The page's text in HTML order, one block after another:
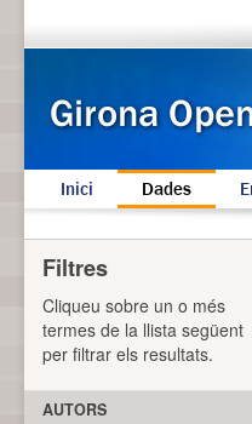
Inici Dades
Filtres
Cliqueu sobre un o més
termes de la llista següent
per filtrar els resultats.
AUTORS